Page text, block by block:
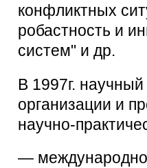
конфликтных
робастность и
систем" и др.
В 1997г.
организации и
научно-
—